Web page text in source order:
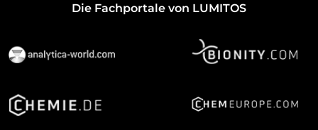
Die Fachportale von LUMITOS